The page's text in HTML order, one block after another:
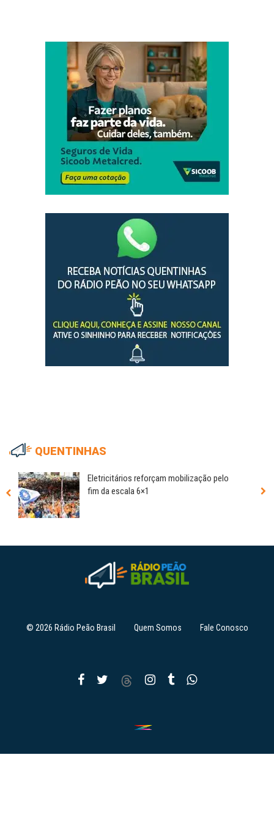
QUENTINHAS
Eletricitários reforçam mobilização pelo
fim da escala 6×1
© 2026 Rádio Peão Brasil Quem Somos Fale Conosco